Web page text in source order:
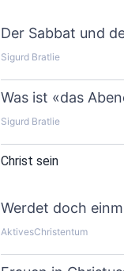
Der Sabbat und
Sigurd Bratlie
Was ist «das
Sigurd Bratlie
Christ sein
Werdet doch
AktivesChristentum